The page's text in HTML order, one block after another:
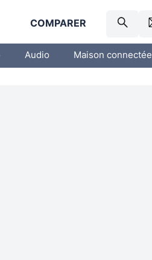
COMPARER
Audio Maison connectée